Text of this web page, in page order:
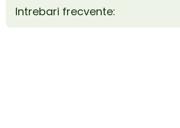
Intrebari frecvente: